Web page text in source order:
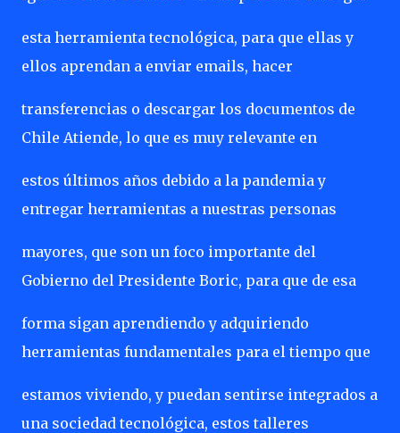
esta herramienta tecnológica, para que ellas y
ellos aprendan a enviar emails, hacer
transferencias o descargar los documentos de
Chile Atiende, lo que es muy relevante en
estos últimos años debido a la pandemia y
entregar herramientas a nuestras personas
mayores, que son un foco importante del
Gobierno del Presidente Boric, para que de esa
forma sigan aprendiendo y adquiriendo
herramientas fundamentales para el tiempo que
estamos viviendo, y puedan sentirse integrados a
una sociedad tecnológica, estos talleres